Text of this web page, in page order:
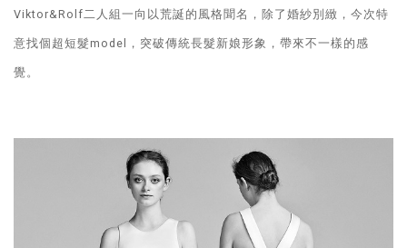
Viktor&Rolf二人組一向以荒誕的風格聞名，除了婚紗別緻，今次特
意找個超短髮model，突破傳統長髮新娘形象，帶來不一樣的感
覺。